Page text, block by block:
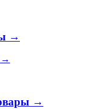
→
→
→